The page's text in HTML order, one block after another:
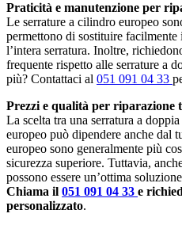
Praticità e manutenzione per
Le serrature a cilindro europeo
permettono di sostituire
l’intera serratura. Inoltre,
frequente rispetto alle serrature a
più? Contattaci al 051 091 04 33
Prezzi e qualità per riparazione
La scelta tra una serratura a
europeo può dipendere anche dal
europeo sono generalmente più
sicurezza superiore. Tuttavia,
possono essere un’ottima
Chiama il 051 091 04 33 e
personalizzato.